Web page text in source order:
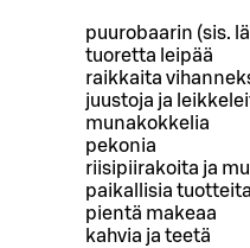
puurobaarin (sis.
tuoretta leipää
raikkaita
juustoja ja
munakokkelia
pekonia
riisipiirakoita ja
paikallisia tuotteita
pientä makeaa
kahvia ja teetä